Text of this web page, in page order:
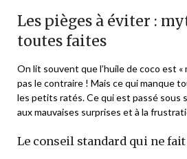
Les pièges à éviter :
toutes faites
On lit souvent que l’huile de coco est «
pas le contraire ! Mais ce qui manque
les petits ratés. Ce qui est passé sous
aux mauvaises surprises et à la
Le conseil standard qui ne